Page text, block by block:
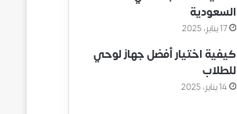
السعودية
17 يناير، 2025
كيفية اختيار أفضل جهاز لوحي
للطلاب
14 يناير، 2025